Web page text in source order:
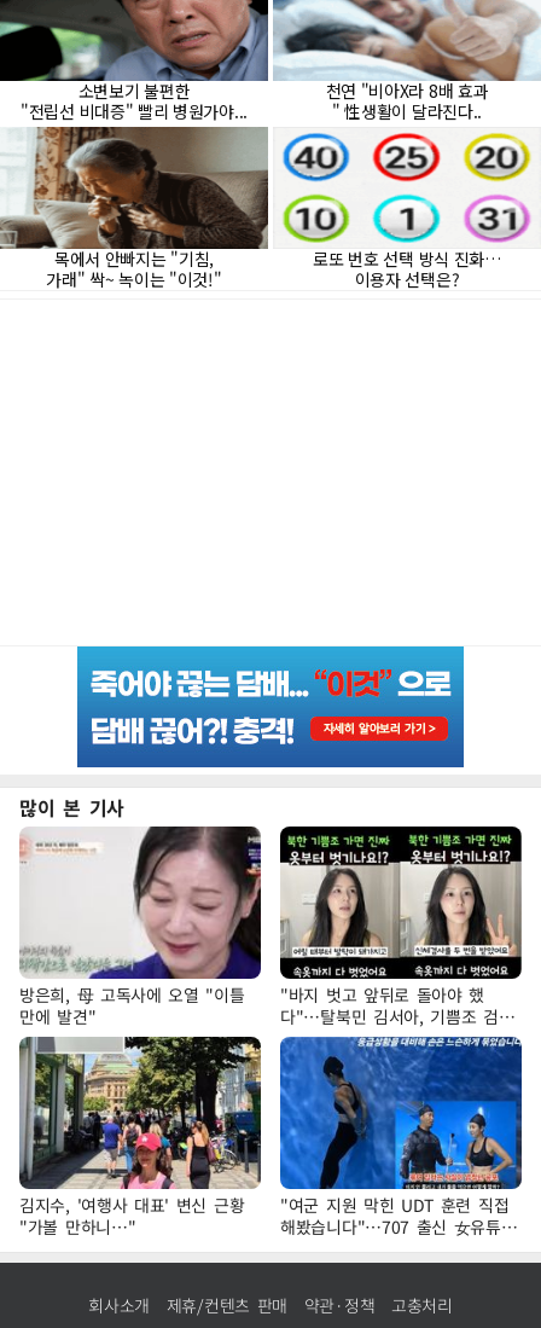
많이 본 기사
방은희, 母 고독사에 오열 "이틀
만에 발견"
"바지 벗고 앞뒤로 돌아야 했
다"…탈북민 김서아, 기쁨조 검사
수치심 회상
김지수, '여행사 대표' 변신 근황
"가볼 만하니…"
"여군 지원 막힌 UDT 훈련 직접
해봤습니다"…707 출신 女유튜버
'완벽 소화'
회사소개 제휴/컨텐츠 판매 약관·정책 고충처리